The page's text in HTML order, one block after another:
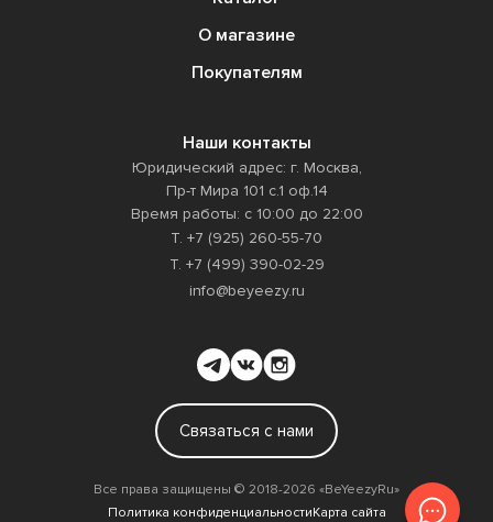
О магазине
Покупателям
Наши контакты
Юридический адрес: г. Москва,
Пр-т Мира 101 с.1 оф.14
Время работы: с 10:00 до 22:00
Т. +7 (925) 260-55-70
Т. +7 (499) 390-02-29
info@beyeezy.ru
Связаться с нами
Все права защищены ©️ 2018-2026 «BeYeezyRu»
Политика конфиденциальностиКарта сайта